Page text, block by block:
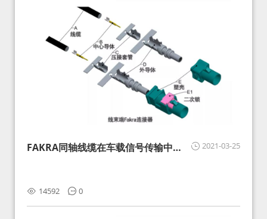
2021-03-25
FAKRA同轴线缆在车载信号传输中的
14592 0